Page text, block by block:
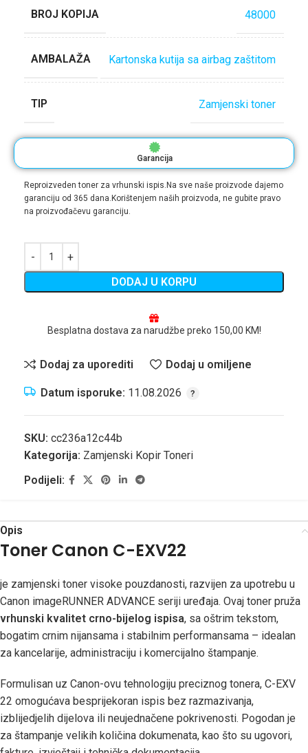
BROJ KOPIJA 48000
AMBALAŽA Kartonska kutija sa airbag zaštitom
TIP Zamjenski toner
Garancija
Reproizveden toner za vrhunski ispis.Na sve naše proizvode dajemo
garanciju od 365 dana.Korištenjem naših proizvoda, ne gubite pravo
na proizvođačevu garanciju.
DODAJ U KORPU
Besplatna dostava za narudžbe preko 150,00 KM!
Dodaj za uporediti Dodaj u omiljene
Datum isporuke: 11.08.2026
SKU: cc236a12c44b
Kategorija: Zamjenski Kopir Toneri
Podijeli:
Opis
Toner Canon C-EXV22
je zamjenski toner visoke pouzdanosti, razvijen za upotrebu u
Canon imageRUNNER ADVANCE seriji uređaja. Ovaj toner pruža
vrhunski kvalitet crno-bijelog ispisa, sa oštrim tekstom,
bogatim crnim nijansama i stabilnim performansama – idealan
za kancelarije, administraciju i komercijalno štampanje.
Formulisan uz Canon-ovu tehnologiju preciznog tonera, C-EXV
22 omogućava besprijekoran ispis bez razmazivanja,
izblijedjelih dijelova ili neujednačene pokrivenosti. Pogodan je
za štampanje velikih količina dokumenata, kao što su ugovori,